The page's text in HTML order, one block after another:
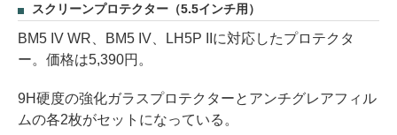
スクリーンプロテクター（5.5インチ用）
BM5 IV WR、BM5 IV、LH5P IIに対応したプロテクタ
ー。価格は5,390円。
9H硬度の強化ガラスプロテクターとアンチグレアフィル
ムの各2枚がセットになっている。